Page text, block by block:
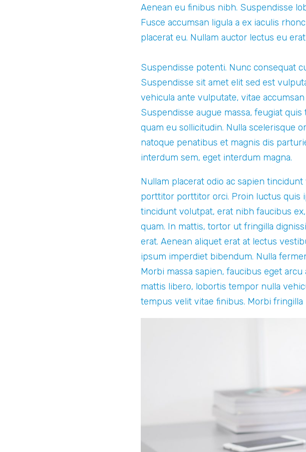
Aenean eu finibus nibh. Suspendisse
Fusce accumsan ligula a ex iaculis
placerat eu. Nullam auctor lectus eu
Suspendisse potenti. Nunc consequat
Suspendisse sit amet elit sed est
vehicula ante vulputate, vitae
Suspendisse augue massa, feugiat
quam eu sollicitudin. Nulla scelerisque
natoque penatibus et magnis dis
interdum sem, eget interdum magna.
Nullam placerat odio ac sapien
porttitor porttitor orci. Proin luctus quis
tincidunt volutpat, erat nibh faucibus
quam. In mattis, tortor ut fringilla
erat. Aenean aliquet erat at lectus
ipsum imperdiet bibendum. Nulla
Morbi massa sapien, faucibus eget
mattis libero, lobortis tempor nulla
tempus velit vitae finibus. Morbi